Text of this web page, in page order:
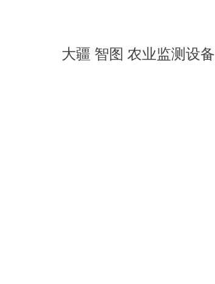
大疆 智图 农业监测设备